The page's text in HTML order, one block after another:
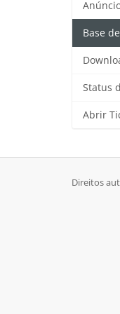
Base
Status
Abrir
Direitos